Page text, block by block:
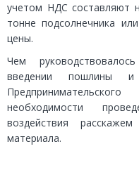
учетом НДС составляют
тонне подсолнечника
цены.
Чем
введении пошлины и
необходимости
воздействия
материала.